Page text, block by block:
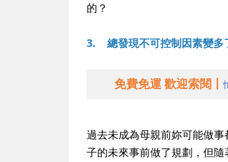
的？
3. 總發現不可控制因素變多
免費免運 歡迎索閱丨
過去未成為母親前妳可能做
子的未來事前做了規劃，但